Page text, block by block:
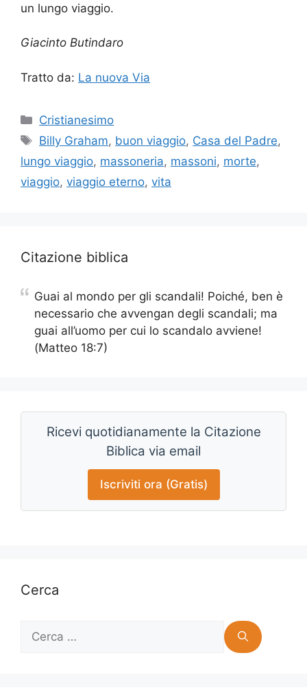
un lungo viaggio.
Giacinto Butindaro
Tratto da: La nuova Via
Categorie
Cristianesimo
Tag
Billy Graham, buon viaggio, Casa del Padre,
lungo viaggio, massoneria, massoni, morte,
viaggio, viaggio eterno, vita
Citazione biblica
Guai al mondo per gli scandali! Poiché, ben è
necessario che avvengan degli scandali; ma
guai all’uomo per cui lo scandalo avviene!
(Matteo 18:7)
Ricevi quotidianamente la Citazione
Biblica via email
Iscriviti ora (Gratis)
Cerca
per: